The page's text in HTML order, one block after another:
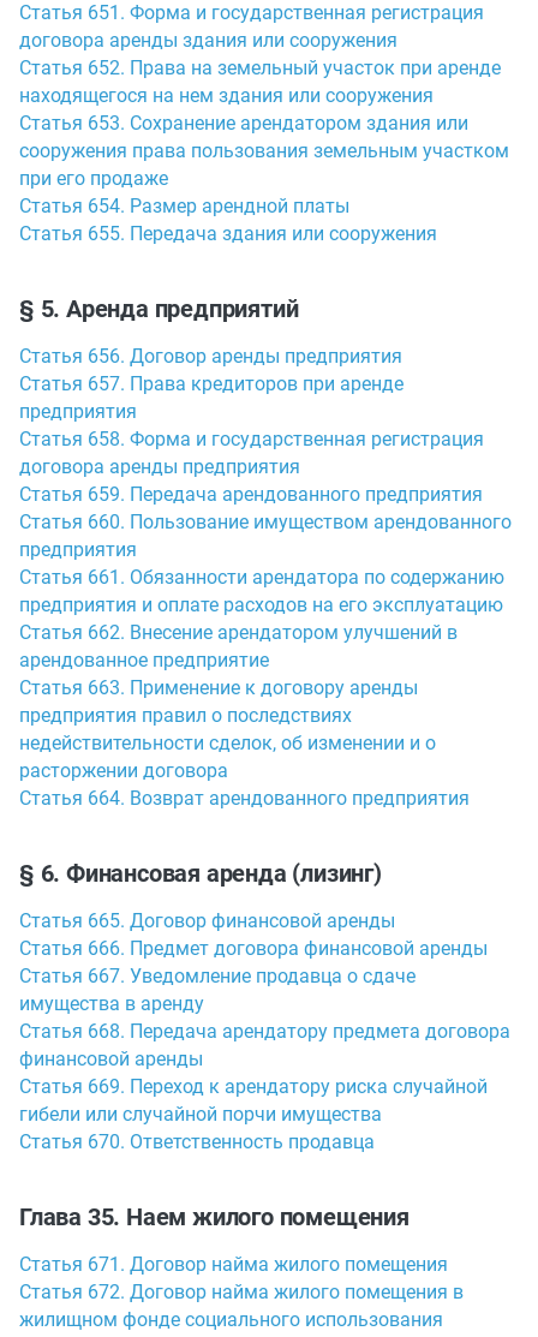
Статья 651. Форма и государственная регистрация
договора аренды здания или сооружения
Статья 652. Права на земельный участок при аренде
находящегося на нем здания или сооружения
Статья 653. Сохранение арендатором здания или
сооружения права пользования земельным участком
при его продаже
Статья 654. Размер арендной платы
Статья 655. Передача здания или сооружения
§ 5. Аренда предприятий
Статья 656. Договор аренды предприятия
Статья 657. Права кредиторов при аренде
предприятия
Статья 658. Форма и государственная регистрация
договора аренды предприятия
Статья 659. Передача арендованного предприятия
Статья 660. Пользование имуществом арендованного
предприятия
Статья 661. Обязанности арендатора по содержанию
предприятия и оплате расходов на его эксплуатацию
Статья 662. Внесение арендатором улучшений в
арендованное предприятие
Статья 663. Применение к договору аренды
предприятия правил о последствиях
недействительности сделок, об изменении и о
расторжении договора
Статья 664. Возврат арендованного предприятия
§ 6. Финансовая аренда (лизинг)
Статья 665. Договор финансовой аренды
Статья 666. Предмет договора финансовой аренды
Статья 667. Уведомление продавца о сдаче
имущества в аренду
Статья 668. Передача арендатору предмета договора
финансовой аренды
Статья 669. Переход к арендатору риска случайной
гибели или случайной порчи имущества
Статья 670. Ответственность продавца
Глава 35. Наем жилого помещения
Статья 671. Договор найма жилого помещения
Статья 672. Договор найма жилого помещения в
жилищном фонде социального использования